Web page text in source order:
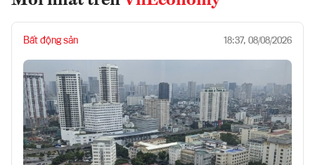
Bất động sản 18:37, 08/08/2026